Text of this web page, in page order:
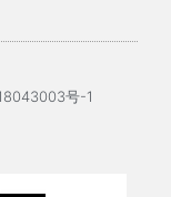
号-1